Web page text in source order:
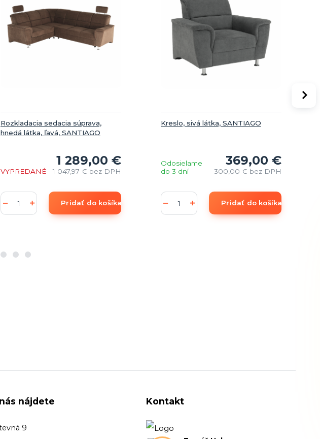
Rozkladacia sedacia súprava,
hnedá látka, ľavá, SANTIAGO
1 289,00 €
1 047,97 € bez DPH
VYPREDANÉ
Pridať do košíka
Kreslo, sivá látka, SANTIAGO
369,00 €
300,00 € bez DPH
Odosielame
do 3 dní
Pridať do košíka
nájdete
9
Kontakt